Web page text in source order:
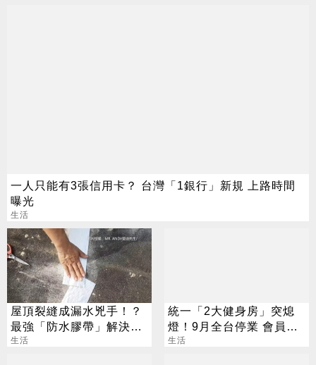
一人只能有3張信用卡？ 台灣「1銀行」新規 上路時間
曝光
生活
屋頂裂縫成漏水兇手！？
最強「防水膠帶」解決煩
惱
生活
統一「2大健身房」突熄
燈！9月全台停業 會員退
費方案一次看
生活